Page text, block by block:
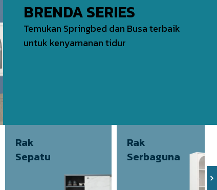
BRENDA SERIES
Temukan Springbed dan Busa terbaik
untuk kenyamanan tidur
Rak
Sepatu
Rak
Serbaguna